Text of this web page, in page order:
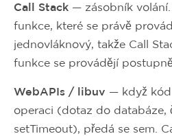
Call Stack — zásobník
funkce, které se právě
jednovláknový, takže Call
funkce se provádějí
WebAPIs / libuv — když kód
operaci (dotaz do databáze,
setTimeout), předá se sem.